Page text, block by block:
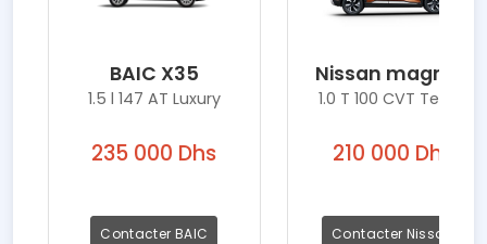
BAIC X35
1.5 l 147 AT Luxury
235 000 Dhs
Contacter BAIC
Nissan magnite
1.0 T 100 CVT Tekna
210 000 Dhs
Contacter Nissan